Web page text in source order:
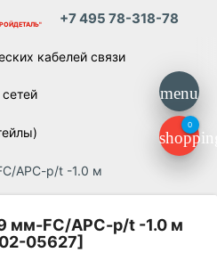
+7 495 78-318-78
menu
0
кабелей связи
APC-p/t -1.0 м
FC/APC-p/t -1.0 м
05627]